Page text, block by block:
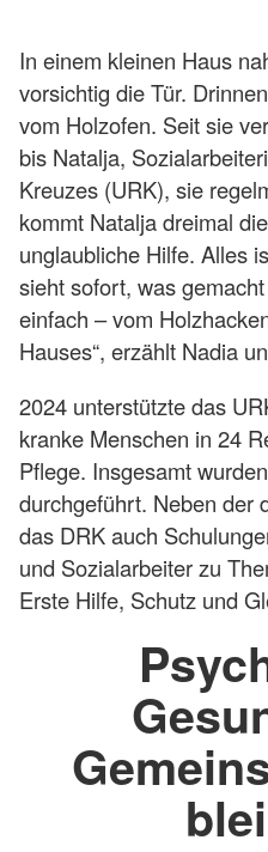
In einem kleinen Haus
vorsichtig die Tür.
vom Holzofen. Seit sie
bis Natalja,
Kreuzes (URK), sie
kommt Natalja dreimal
unglaubliche Hilfe. Alles
sieht sofort, was
einfach – vom
Hauses“, erzählt Nadia
2024 unterstützte das
kranke Menschen in 24
Pflege. Insgesamt
durchgeführt. Neben der
das DRK auch
und Sozialarbeiter zu
Erste Hilfe, Schutz und